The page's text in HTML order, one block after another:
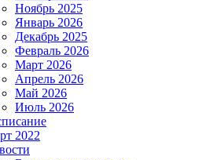
Ноябрь 2025
Январь 2026
Декабрь 2025
Февраль 2026
Март 2026
Апрель 2026
Май 2026
Июль 2026
2022